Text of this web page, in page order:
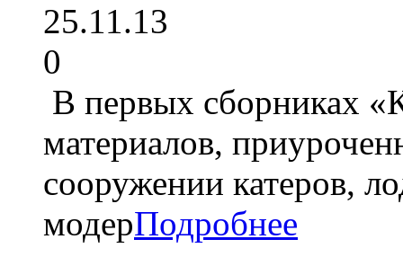
25.11.13
0
В первых сборниках
материалов,
сооружении катеров,
модерПодробнее